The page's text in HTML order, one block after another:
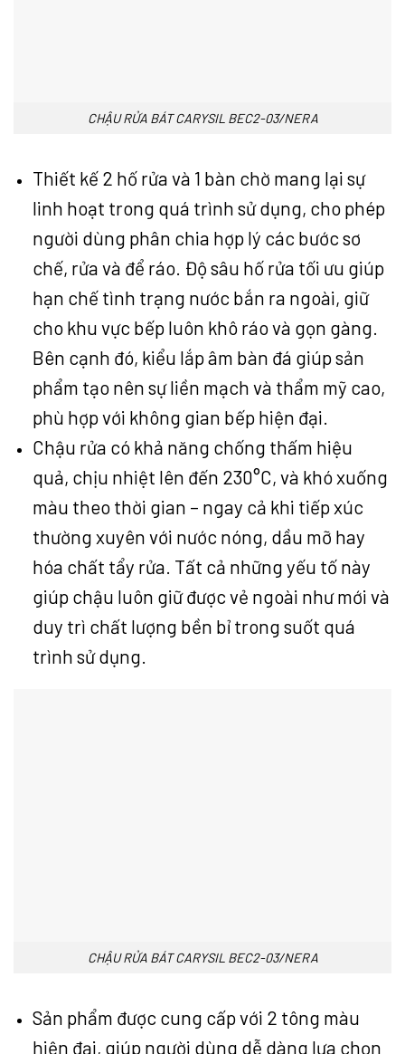
CHẬU RỬA BÁT CARYSIL BEC2-03/NERA
Thiết kế 2 hố rửa và 1 bàn chờ mang lại sự
linh hoạt trong quá trình sử dụng, cho phép
người dùng phân chia hợp lý các bước sơ
chế, rửa và để ráo. Độ sâu hố rửa tối ưu giúp
hạn chế tình trạng nước bắn ra ngoài, giữ
cho khu vực bếp luôn khô ráo và gọn gàng.
Bên cạnh đó, kiểu lắp âm bàn đá giúp sản
phẩm tạo nên sự liền mạch và thẩm mỹ cao,
phù hợp với không gian bếp hiện đại.
Chậu rửa có khả năng chống thấm hiệu
quả, chịu nhiệt lên đến 230°C, và khó xuống
màu theo thời gian – ngay cả khi tiếp xúc
thường xuyên với nước nóng, dầu mỡ hay
hóa chất tẩy rửa. Tất cả những yếu tố này
giúp chậu luôn giữ được vẻ ngoài như mới và
duy trì chất lượng bền bỉ trong suốt quá
trình sử dụng.
CHẬU RỬA BÁT CARYSIL BEC2-03/NERA
Sản phẩm được cung cấp với 2 tông màu
hiện đại, giúp người dùng dễ dàng lựa chọn